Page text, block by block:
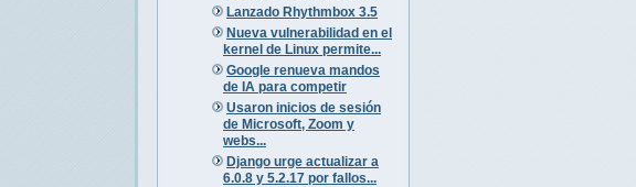
Lanzado Rhythmbox 3.5
Nueva vulnerabilidad en el
kernel de Linux permite...
Google renueva mandos
de IA para competir
Usaron inicios de sesión
de Microsoft, Zoom y
webs...
Django urge actualizar a
6.0.8 y 5.2.17 por fallos...